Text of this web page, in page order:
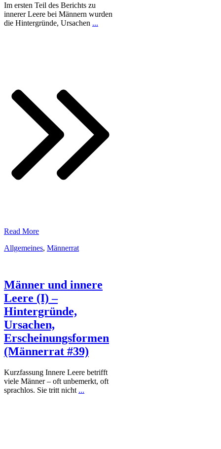
Im ersten Teil des Berichts zu
innerer Leere bei Männern wurden
die Hintergründe, Ursachen ...
​Read More
Allgemeines, Männerrat
Männer und innere
Leere (I) –
Hintergründe,
Ursachen,
Erscheinungsformen
(Männerrat #39)
Kurzfassung Innere Leere betrifft
viele Männer – oft unbemerkt, oft
sprachlos. Sie tritt nicht ...